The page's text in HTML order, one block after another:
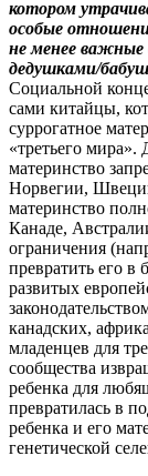
котором
особые
не менее
дедушками/
Социальной
сами китайцы,
суррогатное
«третьего
материнство
Норвегии,
материнство
Канаде,
ограничения
превратить его в
развитых
канадских,
младенцев для
сообщества
ребенка для
превратилась в
ребенка и его
генетической